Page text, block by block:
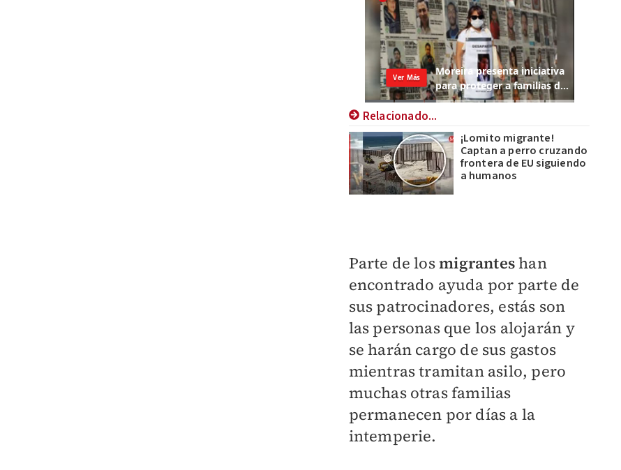
Relacionado...
¡Lomito migrante!
Captan a perro cruzando
frontera de EU siguiendo
a humanos
Parte de losmigranteshan
encontrado ayuda por parte de
sus patrocinadores, estás son
las personas que los alojarán y
se harán cargo de sus gastos
mientras tramitan asilo, pero
muchas otras familias
permanecen por días a la
intemperie.